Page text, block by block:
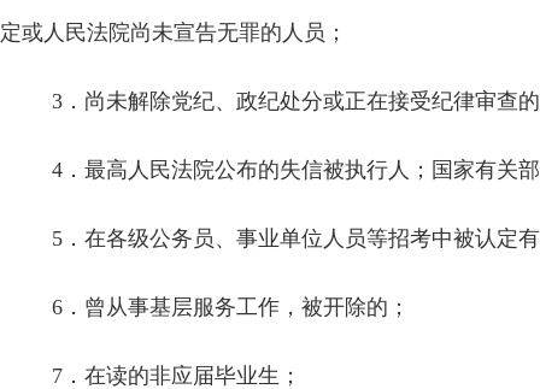
定或人民法院尚未宣告无罪的人员；
3 ．尚未解除党纪、政纪处分或正在接受纪律审查
4 ．最高人民法院公布的失信被执行人；国家有关
5 ．在各级公务员、事业单位人员等招考中被认定
6 ．曾从事基层服务工作，被开除的；
7 ．在读的非应届毕业生；